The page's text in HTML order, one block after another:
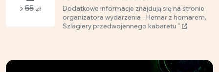
55 zł
Dodatkowe informacje znajdują się na stronie
organizatora wydarzenia „ Hemar z homarem.
Szlagiery przedwojennego kabaretu ”